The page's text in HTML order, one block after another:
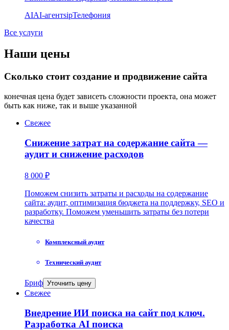
AIAI-агентsipТелефония
Все услуги
Наши цены
Сколько стоит создание и продвижение сайта
конечная цена будет зависеть сложности проекта, она может
быть как ниже, так и выше указанной
Свежее
Снижение затрат на содержание сайта —
аудит и снижение расходов
8 000 ₽
Поможем снизить затраты и расходы на содержание
сайта: аудит, оптимизация бюджета на поддержку, SEO и
разработку. Поможем уменьшить затраты без потери
качества
Комплексный аудит
Технический аудит
Бриф Уточнить цену
Свежее
Внедрение ИИ поиска на сайт под ключ.
Разработка AI поиска